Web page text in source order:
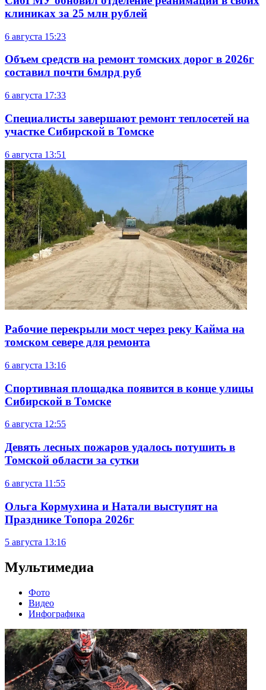
клиниках за 25 млн рублей
6 августа 15:23
Объем средств на ремонт томских дорог в 2026г
составил почти 6млрд руб
6 августа 17:33
Специалисты завершают ремонт теплосетей на
участке Сибирской в Томске
6 августа 13:51
Рабочие перекрыли мост через реку Кайма на
томском севере для ремонта
6 августа 13:16
Спортивная площадка появится в конце улицы
Сибирской в Томске
6 августа 12:55
Девять лесных пожаров удалось потушить в
Томской области за сутки
6 августа 11:55
Ольга Кормухина и Натали выступят на
Празднике Топора 2026г
5 августа 13:16
Мультимедиа
Фото
Видео
Инфографика